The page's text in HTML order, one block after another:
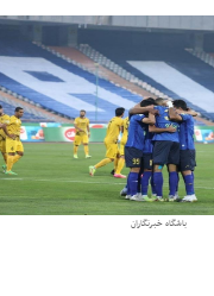
باشگاه خبرنگاران